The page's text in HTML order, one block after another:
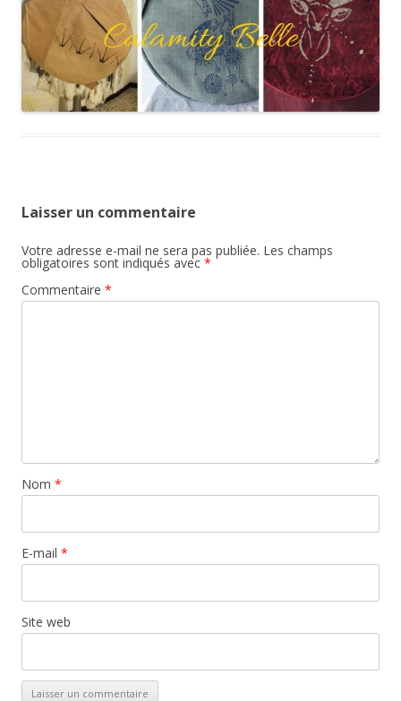
Laisser un commentaire
Votre adresse e-mail ne sera pas publiée. Les champs
obligatoires sont indiqués avec *
Commentaire *
Nom *
E-mail *
Site web